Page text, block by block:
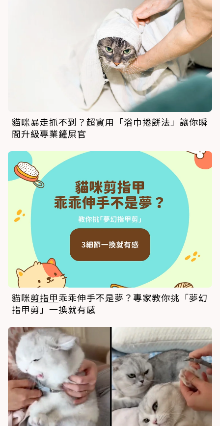
貓咪暴走抓不到？超實用「浴巾捲餅法」讓你瞬
間升級專業鏟屎官
貓咪剪指甲乖乖伸手不是夢？專家教你挑「夢幻
指甲剪」一換就有感